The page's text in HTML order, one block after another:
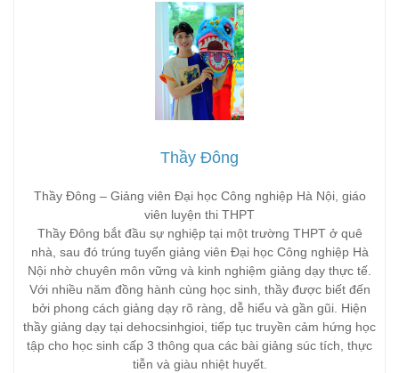
Thầy Đông
Thầy Đông – Giảng viên Đại học Công nghiệp Hà Nội, giáo
viên luyện thi THPT
Thầy Đông bắt đầu sự nghiệp tại một trường THPT ở quê
nhà, sau đó trúng tuyển giảng viên Đại học Công nghiệp Hà
Nội nhờ chuyên môn vững và kinh nghiệm giảng dạy thực tế.
Với nhiều năm đồng hành cùng học sinh, thầy được biết đến
bởi phong cách giảng dạy rõ ràng, dễ hiểu và gần gũi. Hiện
thầy giảng dạy tại dehocsinhgioi, tiếp tục truyền cảm hứng học
tập cho học sinh cấp 3 thông qua các bài giảng súc tích, thực
tiễn và giàu nhiệt huyết.